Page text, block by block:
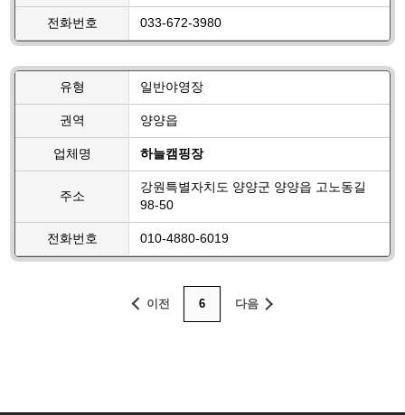
전화번호 033-672-3980
유형 일반야영장
권역 양양읍
업체명 하늘캠핑장
주소
강원특별자치도 양양군 양양읍 고노동길
98-50
전화번호 010-4880-6019
이전 6 다음